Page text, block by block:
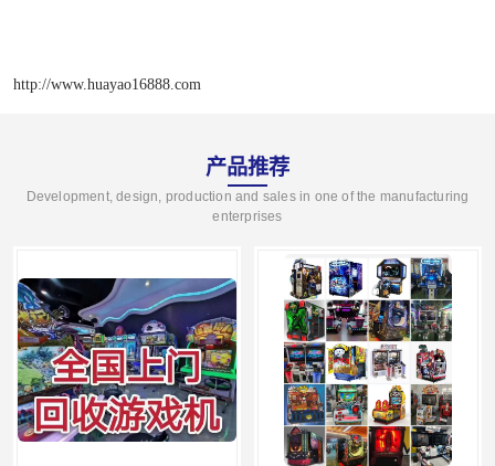
http://www.huayao16888.com
产品推荐
Development, design, production and sales in one of the manufacturing
enterprises